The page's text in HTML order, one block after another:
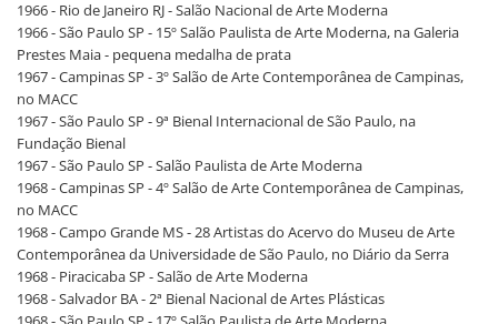
1966 - Rio de Janeiro RJ - Salão Nacional de Arte Moderna
1966 - São Paulo SP - 15º Salão Paulista de Arte Moderna, na Galeria
Prestes Maia - pequena medalha de prata
1967 - Campinas SP - 3º Salão de Arte Contemporânea de Campinas,
no MACC
1967 - São Paulo SP - 9ª Bienal Internacional de São Paulo, na
Fundação Bienal
1967 - São Paulo SP - Salão Paulista de Arte Moderna
1968 - Campinas SP - 4º Salão de Arte Contemporânea de Campinas,
no MACC
1968 - Campo Grande MS - 28 Artistas do Acervo do Museu de Arte
Contemporânea da Universidade de São Paulo, no Diário da Serra
1968 - Piracicaba SP - Salão de Arte Moderna
1968 - Salvador BA - 2ª Bienal Nacional de Artes Plásticas